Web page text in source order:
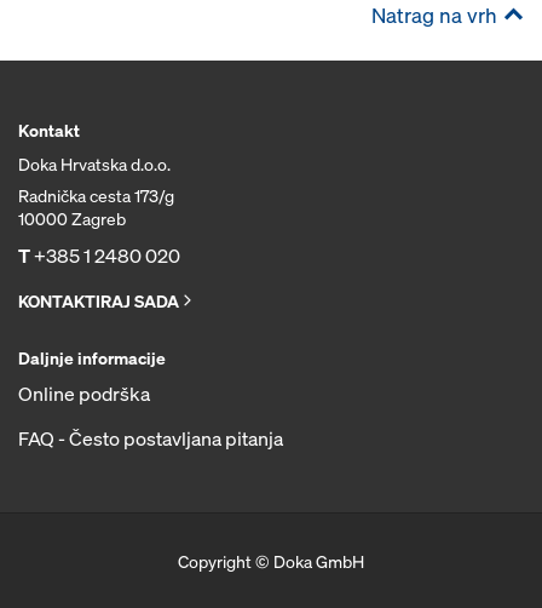
Natrag na vrh
Kontakt
Doka Hrvatska d.o.o.
Radnička cesta 173/g
10000 Zagreb
T+385 1 2480 020
KONTAKTIRAJ SADA
Daljnje informacije
Online podrška
FAQ - Često postavljana pitanja
Copyright © Doka GmbH